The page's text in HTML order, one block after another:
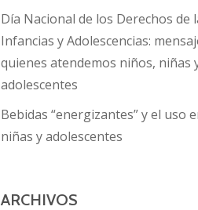
Día Nacional de los Derechos de
Infancias y Adolescencias:
quienes atendemos niños, niñas
adolescentes
Bebidas “energizantes” y el uso
niñas y adolescentes
ARCHIVOS